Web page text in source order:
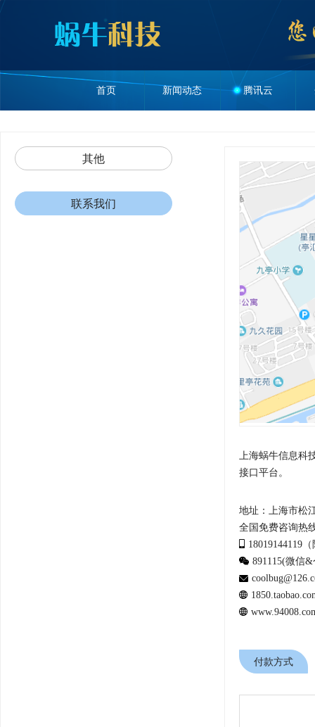
首页 新闻动态 腾讯云
其他
联系我们
上海蜗牛信息科
接口平台。
地址：上海市松
全国免费咨询热
18019144119
891115(微信
付款方式